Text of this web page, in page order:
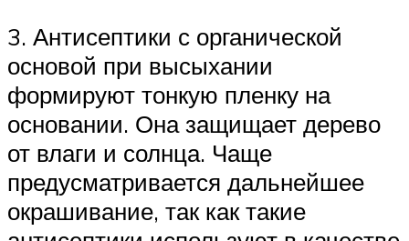
3. Антисептики с органической
основой при высыхании
формируют тонкую пленку на
основании. Она защищает дерево
от влаги и солнца. Чаще
предусматривается дальнейшее
окрашивание, так как такие